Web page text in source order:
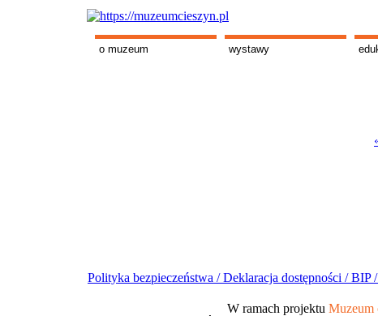
o muzeum wystawy
Polityka bezpieczeństwa /Deklaracja dostępności /BIP /
W ramach projektu Muzeum